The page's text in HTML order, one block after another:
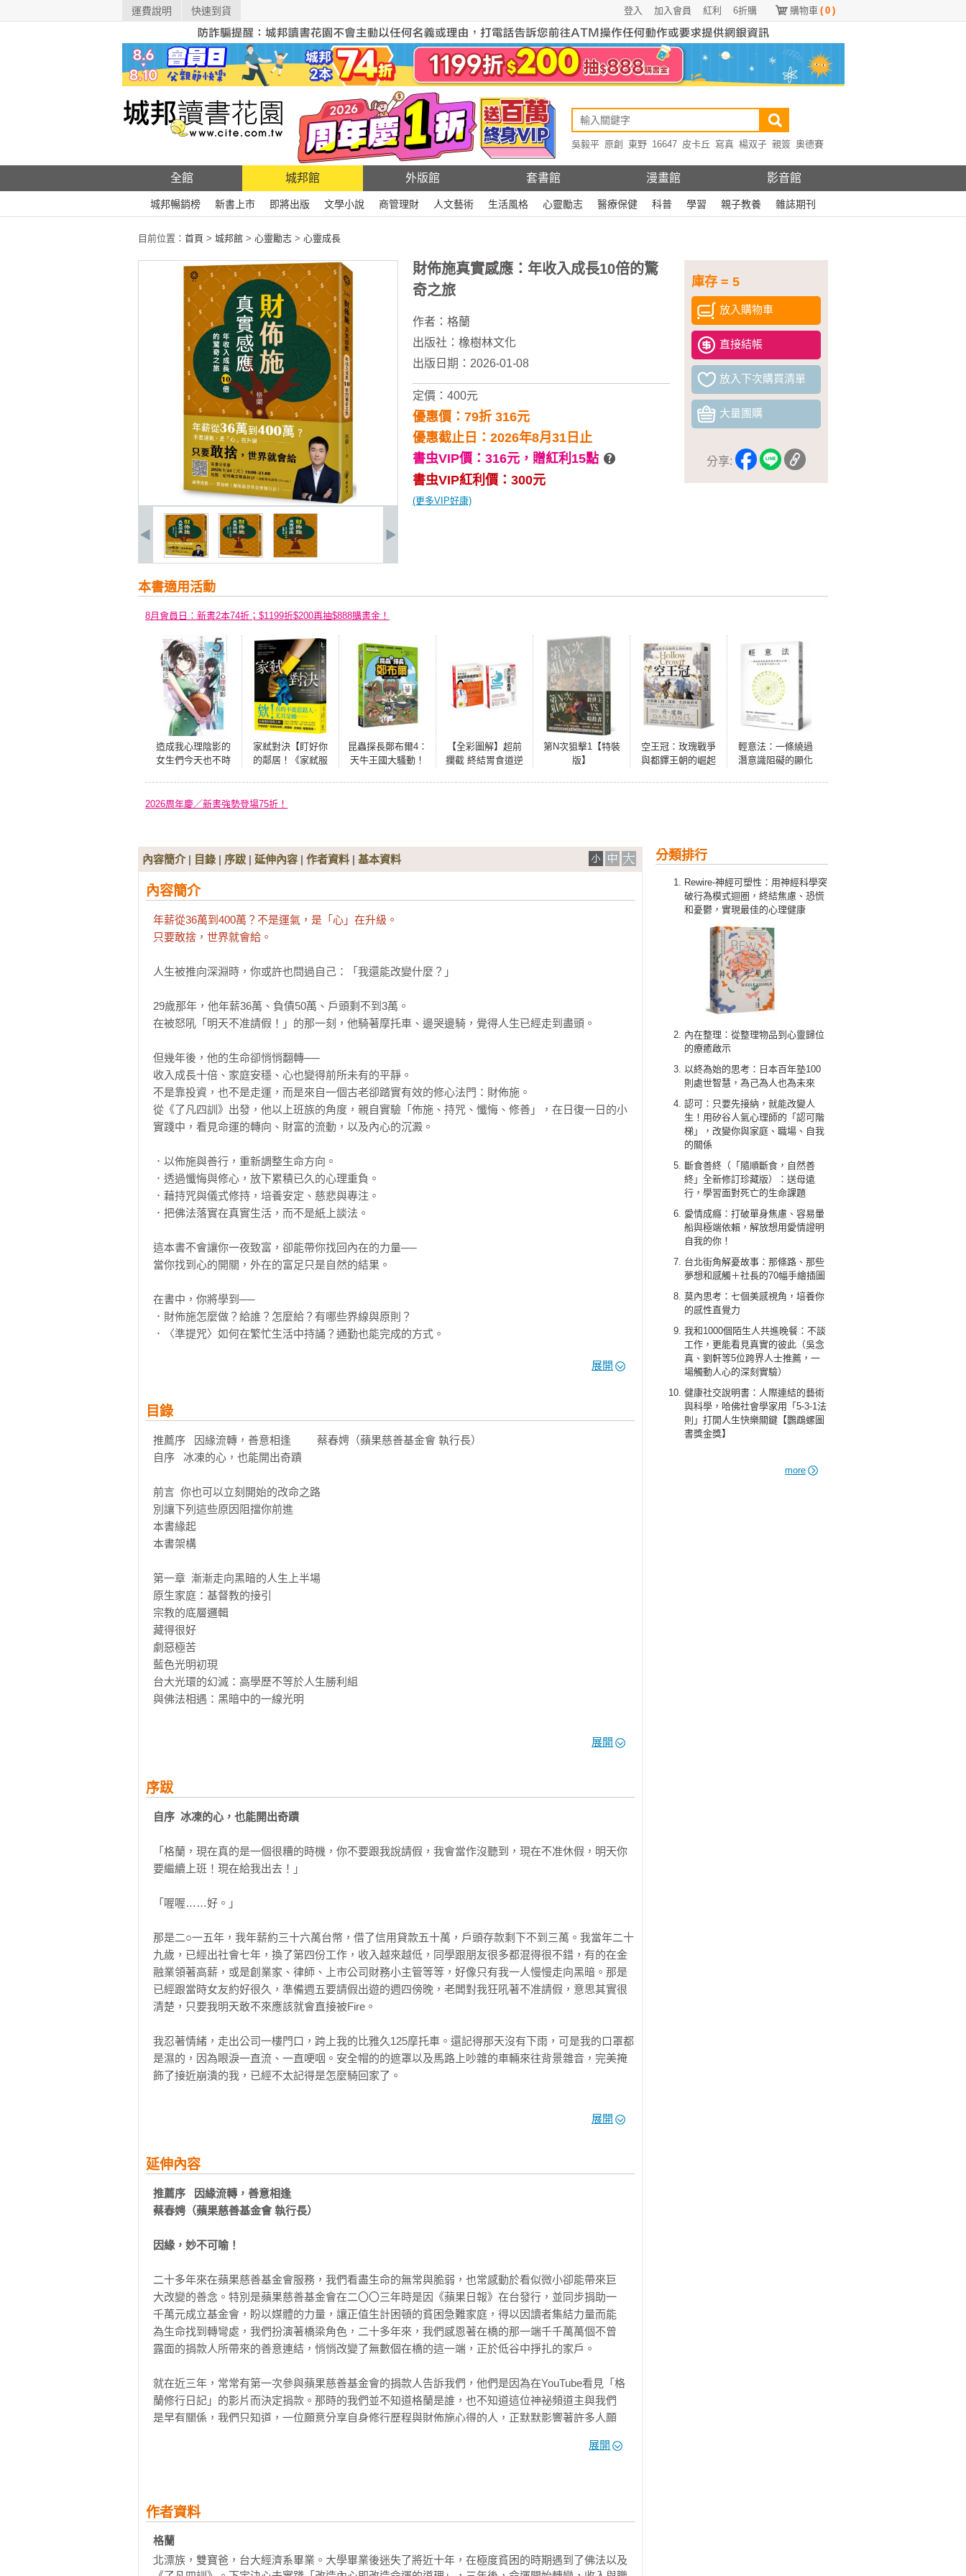
運費說明 快速到貨 購物車 ( 0 )
6折購
紅利
加入會員
登入
吳毅平 原創 東野 16647 皮卡丘 寫真 楊双子 親簽 奧德賽
全館 城邦館 外版館 套書館 漫畫館 影音館
城邦暢銷榜 新書上市 即將出版 文學小說 商管理財 人文藝術 生活風格 心靈勵志 醫療保健 科普 學習 親子教養 雜誌期刊
目前位置： 首頁 > 城邦館 > 心靈勵志 > 心靈成長
庫存 = 5
放入購物車
直接結帳
放入下次購買清單
大量團購
分享:
財佈施真實感應：年收入成長10倍的驚
奇之旅
作者： 格蘭
出版社： 橡樹林文化
出版日期：2026-01-08
定價：400元
優惠價：79折 316元
優惠截止日：2026年8月31日止
書虫VIP價：316元， 贈紅利15點
書虫VIP紅利價：300元
(更多VIP好康)
本書適用活動
8月會員日：新書2本74折；$1199折$200再抽$888購書金！
造成我心理陰影的
女生們今天也不時
家弒對決【盯好你
的鄰居！《家弒服
昆蟲探長鄭布爾4：
天牛王國大騷動！
【全彩圖解】超前
攔截 終結胃食道逆
第N次狙擊1【特裝
版】
空王冠：玫瑰戰爭
與都鐸王朝的崛起
輕意法：一條繞過
潛意識阻礙的顯化
2026周年慶／新書強勢登場75折！
分類排行
Rewire-神經可塑性：用神經科學突
破行為模式迴圈，終結焦慮、恐慌
和憂鬱，實現最佳的心理健康
內在整理：從整理物品到心靈歸位
的療癒啟示
以終為始的思考：日本百年塾100
則處世智慧，為己為人也為未來
認可：只要先接納，就能改變人
生！用矽谷人氣心理師的「認可階
梯」，改變你與家庭、職場、自我
的關係
斷食善終（「隨順斷食，自然善
終」全新修訂珍藏版）：送母遠
行，學習面對死亡的生命課題
愛情成癮：打破單身焦慮、容易暈
船與極端依賴，解放想用愛情證明
自我的你！
台北街角解憂故事：那條路、那些
夢想和感觸＋社長的70幅手繪插圖
莫內思考：七個美感視角，培養你
的感性直覺力
我和1000個陌生人共進晚餐：不談
工作，更能看見真實的彼此（吳念
真、劉軒等5位跨界人士推薦，一
場觸動人心的深刻實驗）
健康社交說明書：人際連結的藝術
與科學，哈佛社會學家用「5-3-1法
則」打開人生快樂關鍵【鸚鵡螺圖
書獎金獎】
more
內容簡介| 目錄 | 序跋 | 延伸內容 | 作者資料 | 基本資料
內容簡介
年薪從36萬到400萬？不是運氣，是「心」在升級。
只要敢捨，世界就會給。
人生被推向深淵時，你或許也問過自己：「我還能改變什麼？」
29歲那年，他年薪36萬、負債50萬、戶頭剩不到3萬。
在被怒吼「明天不准請假！」的那一刻，他騎著摩托車、邊哭邊騎，覺得人生已經走到盡頭。
但幾年後，他的生命卻悄悄翻轉──
收入成長十倍、家庭安穩、心也變得前所未有的平靜。
不是靠投資，也不是走運，而是來自一個古老卻踏實有效的修心法門：財佈施。
從《了凡四訓》出發，他以上班族的角度，親自實驗「佈施、持咒、懺悔、修善」，在日復一日的小
實踐中，看見命運的轉向、財富的流動，以及內心的沉澱。
．以佈施與善行，重新調整生命方向。
．透過懺悔與修心，放下累積已久的心理重負。
．藉持咒與儀式修持，培養安定、慈悲與專注。
．把佛法落實在真實生活，而不是紙上談法。
這本書不會讓你一夜致富，卻能帶你找回內在的力量──
當你找到心的開關，外在的富足只是自然的結果。
在書中，你將學到──
．財佈施怎麼做？給誰？怎麼給？有哪些界線與原則？
．〈準提咒〉如何在繁忙生活中持誦？通勤也能完成的方式。
展開
目錄
推薦序   因緣流轉，善意相逢         蔡春娉（蘋果慈善基金會 執行長）
自序   冰凍的心，也能開出奇蹟
前言  你也可以立刻開始的改命之路
別讓下列這些原因阻擋你前進
本書緣起
本書架構
第一章  漸漸走向黑暗的人生上半場
原生家庭：基督教的接引
宗教的底層邏輯
藏得很好
劇惡極苦
藍色光明初現
台大光環的幻滅：高學歷不等於人生勝利組
與佛法相遇：黑暗中的一線光明
你所想的一切，都要往內求
你越想追求的東西越要捨
對我的衝擊跟反思
關於福田
第三章  真實感應實踐第一步
‧斷惡
擒賊先擒王：先調伏過度的淫慾
第二：調伏口業
觀察惡業的根本原因：心念是源頭
‧修善
捨財：難捨能捨，修大福
精勤反省：定期寫筆記
怎麼持法？：一天一千次，你也做得到
持咒相關問題
蒙山施食
第五章  原來我又錯了
《地藏經》的大場面
深刻的反省與作為：別找理由了，趕快回家吧！
關於父母小時候對自己不好
關於懺悔法門
貴人出現：被陽光治癒
工作運轉順：收入的急速上升
脫衣酒吧的考驗：宿世的善根是否還在？
第七章  超越：從改造業力到培養正念
快樂永遠不單純，除非你放下
從〈準提咒〉到專持阿彌陀佛名號
展開
序跋
自序  冰凍的心，也能開出奇蹟
「格蘭，現在真的是一個很糟的時機，你不要跟我說請假，我會當作沒聽到，現在不准休假，明天你
要繼續上班！現在給我出去！」
「喔喔……好。」
那是二○一五年，我年薪約三十六萬台幣，借了信用貸款五十萬，戶頭存款剩下不到三萬。我當年二十
九歲，已經出社會七年，換了第四份工作，收入越來越低，同學跟朋友很多都混得很不錯，有的在金
融業領著高薪，或是創業家、律師、上市公司財務小主管等等，好像只有我一人慢慢走向黑暗。那是
已經跟當時女友約好很久，準備週五要請假出遊的週四傍晚，老闆對我狂吼著不准請假，意思其實很
清楚，只要我明天敢不來應該就會直接被Fire。
我忍著情緒，走出公司一樓門口，跨上我的比雅久125摩托車。還記得那天沒有下雨，可是我的口罩都
是濕的，因為眼淚一直流、一直哽咽。安全帽的的遮罩以及馬路上吵雜的車輛來往背景雜音，完美掩
飾了接近崩潰的我，已經不太記得是怎麼騎回家了。
當時，我真的接近萬念俱灰了。可能因為家族中曾經有人輕生的經驗，自己心中確實滑過幾次這樣草
就是很賭氣。學佛，能不能解決我馬上要面對的生活問題？能不能改善財務狀況、脫離負債？能不能
改變爛到不行的運氣？能不能找到一份更好的工作？如果不行，我就不信了（當然帶有一種氣話的成
面更高大上的修為。這確實是我當初的起心動念。
回首來看，其實這是相當危險的「賭注」。世間本來就是這樣子的因緣流轉，而當下正好轉到惡業爆
發的時期，這樣的因緣法則不會因為我跟佛菩薩賭氣而改變。
在發怒了幾天後，我還是嘗試回到平緩的情緒，繼續執行、繼續相信當時選擇的改造命運法門。是幸
運也不幸運地，幾年後，自己的財務狀況確實得到了巨大的改善，不過也因為當時是這樣的賭徒心
須克服（請見第六章）。
其實佛法的利益廣大無邊，改善經濟狀況、找到好工作，對比開悟、成佛、恢復無量智慧及德能，只
是非常微小的一件事。所以常常有人會提醒我，這樣是誤解了佛法的本意。但我想，佛菩薩要度眾
生，也要應機說法。當時我的「機緣」就是缺錢又負債、缺好工作，根本沒辦法養家活口。因應這樣
當年我身邊流行的發財之路都是往外求。譬如，加入直銷的朋友會一直慫恿我入會，說這是賺大錢最
快的方式，不要懷疑；譬如，喜歡投資的朋友會相信要趕快去研究股市，茶餘飯後總會提到某某學長
年紀輕輕，卻已經靠股市投資退休過著打球遛狗的生活。其實不管是直銷或是投資股市都沒有問題，
展開
延伸內容
推薦序   因緣流轉，善意相逢
蔡春娉（蘋果慈善基金會 執行長）
因緣，妙不可喻！
二十多年來在蘋果慈善基金會服務，我們看盡生命的無常與脆弱，也常感動於看似微小卻能帶來巨
大改變的善念。特別是蘋果慈善基金會在二〇〇三年時是因《蘋果日報》在台發行，並同步捐助一
千萬元成立基金會，盼以媒體的力量，讓正值生計困頓的貧困急難家庭，得以因讀者集結力量而能
為生命找到轉彎處，我們扮演著橋梁角色，二十多年來，我們感恩著在橋的那一端千千萬萬個不曾
露面的捐款人所帶來的善意連結，悄悄改變了無數個在橋的這一端，正於低谷中掙扎的家戶。
就在近三年，常常有第一次參與蘋果慈善基金會的捐款人告訴我們，他們是因為在YouTube看見「格
蘭修行日記」的影片而決定捐款。那時的我們並不知道格蘭是誰，也不知道這位神祕頻道主與我們
是早有關係，我們只知道，一位願意分享自身修行歷程與財佈施心得的人，正默默影響著許多人願
人訪談時，意外揭開這段緣分：他就是「格蘭修行日記」的創作者，我們驚訝於原來格蘭與蘋果慈
善基金會的結緣，已十年了，這份「先影響、後相認」的因緣，妙也！
格蘭的新書《財佈施真實感應》，是他八年來以自身生命為實驗，用跌宕、誠懇、沒有修飾的方式
向讀者證明：當一個人從「捨」開始，從「內心的轉變」開始，外在的命運確實會跟著鬆動、轉
展開
作者資料
格蘭
北漂族，雙寶爸，台大經濟系畢業。大學畢業後迷失了將近十年，在極度貧困的時期遇到了佛法以及